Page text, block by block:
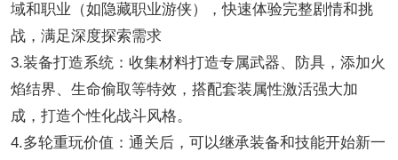
域和职业（如隐藏职业游侠），快速体验完整剧情和挑
战，满足深度探索需求
3.装备打造系统：收集材料打造专属武器、防具，添加火
焰结界、生命偷取等特效，搭配套装属性激活强大加
成，打造个性化战斗风格。
4.多轮重玩价值：通关后，可以继承装备和技能开始新一